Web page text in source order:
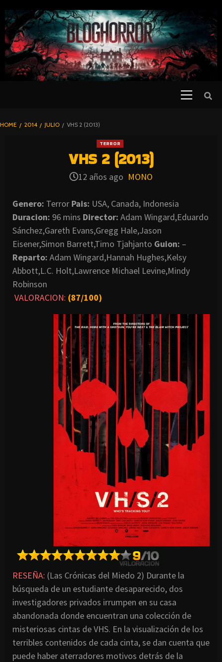
TO
CONTENT
BLOGHORROR
HOME 2014 JULIO VHS 2 (2013)
TERROR
VHS 2 (2013)
12 años ago MONO
Genero: Terror Pais: USA, Canada, Indonesia
Duracion: 96 mins Director: Adam Wingard,Eduardo
Sánchez,Gareth Evans,Gregg Hale,Jason
Eisener,Simon Barrett,Timo Tjahjanto Guion: –
Reparto: Adam Wingard,Hannah Hughes,Kelsy
Abbott,L.C. Holt,Lawrence Michael Levine,Mindy
Robinson
VALORACION: (87/100)
RESEÑA: (Las Crónicas del Miedo 2) Durante la
búsqueda de un estudiante desaparecido, dos
investigadores privados irrumpen en su casa
abandonada donde encuentran una colección de
misteriosas cintas de VHS. En la visualización de los
terribles contenidos de cada cinta, se dan cuenta que
puede haber aterradores motivos detrás de la